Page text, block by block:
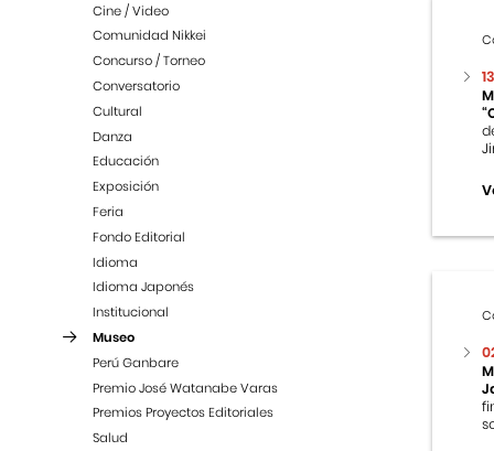
Cine / Video
Comunidad Nikkei
Concurso / Torneo
Conversatorio
Cultural
Danza
Educación
Exposición
Feria
Fondo Editorial
Idioma
Idioma Japonés
Institucional
Museo
Perú Ganbare
Premio José Watanabe Varas
Premios Proyectos Editoriales
Salud